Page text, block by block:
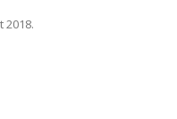
2018.